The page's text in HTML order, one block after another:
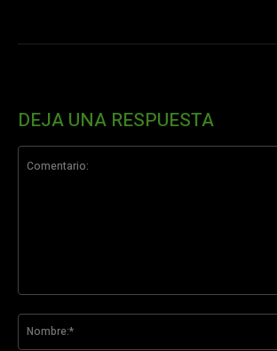
DEJA UNA RESPUESTA